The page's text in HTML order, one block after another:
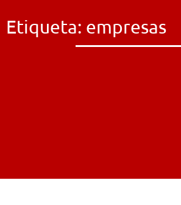
Etiqueta: empresas